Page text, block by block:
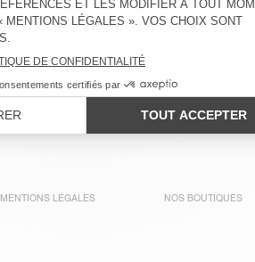
MENTIONS LÉGALES NOS BOUTIQUES